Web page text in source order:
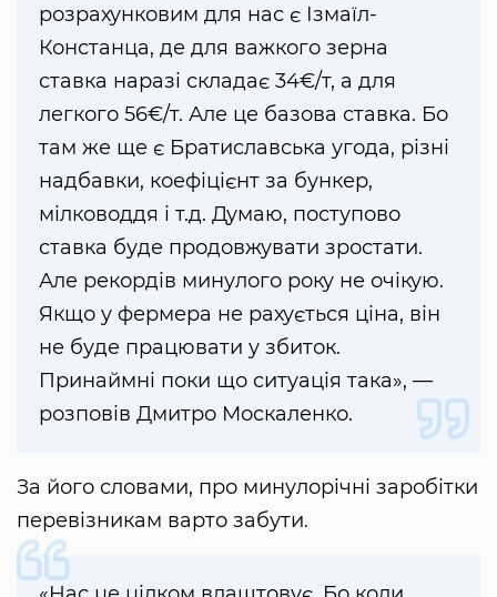
розрахунковим для нас є Ізмаїл-
Констанца, де для важкого зерна
ставка наразі складає 34€/т, а для
легкого 56€/т. Але це базова ставка. Бо
там же ще є Братиславська угода, різні
надбавки, коефіцієнт за бункер,
мілководдя і т.д. Думаю, поступово
ставка буде продовжувати зростати.
Але рекордів минулого року не очікую.
Якщо у фермера не рахується ціна, він
не буде працювати у збиток.
Принаймні поки що ситуація така», —
розповів Дмитро Москаленко.
За його словами, про минулорічні заробітки
перевізникам варто забути.